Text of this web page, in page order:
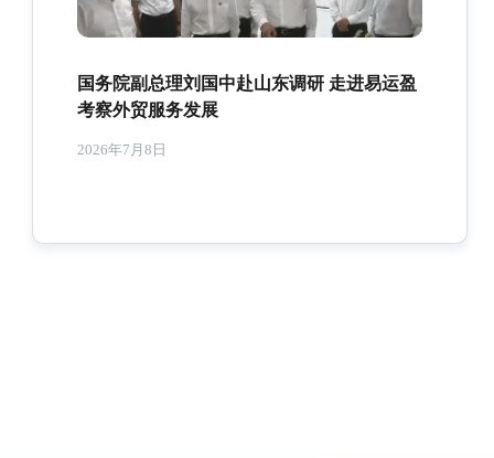
国务院副总理刘国中赴山东调研 走进易运盈
考察外贸服务发展
2026年7月8日